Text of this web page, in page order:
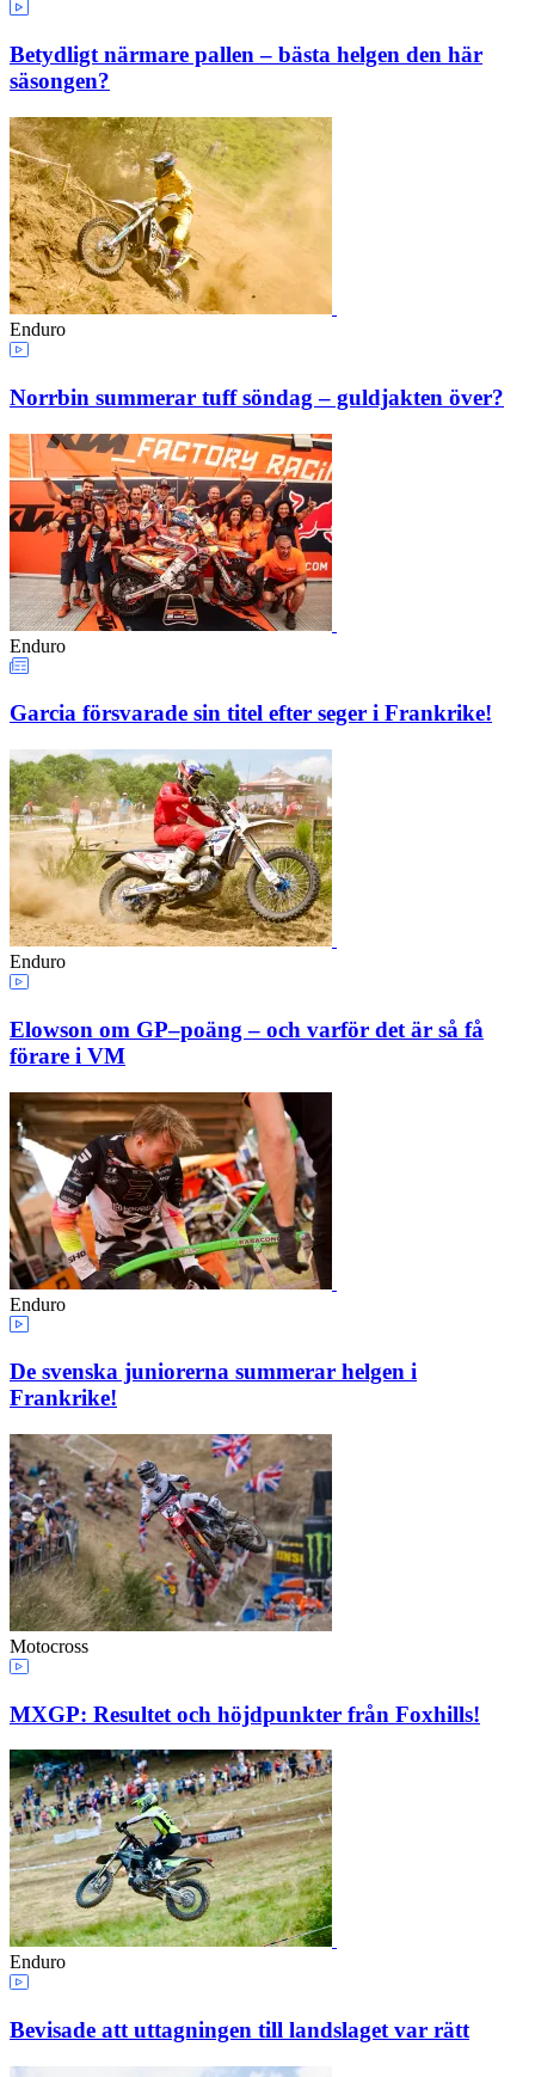
Betydligt närmare pallen – bästa helgen den här
säsongen?
Enduro
Norrbin summerar tuff söndag – guldjakten över?
Enduro
Garcia försvarade sin titel efter seger i Frankrike!
Enduro
Elowson om GP–poäng – och varför det är så få
förare i VM
Enduro
De svenska juniorerna summerar helgen i
Frankrike!
Motocross
MXGP: Resultet och höjdpunkter från Foxhills!
Enduro
Bevisade att uttagningen till landslaget var rätt